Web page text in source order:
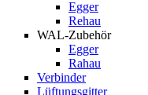
Egger
Rehau
WAL-Zubehör
Egger
Rahau
Verbinder
Lüftungsgitter